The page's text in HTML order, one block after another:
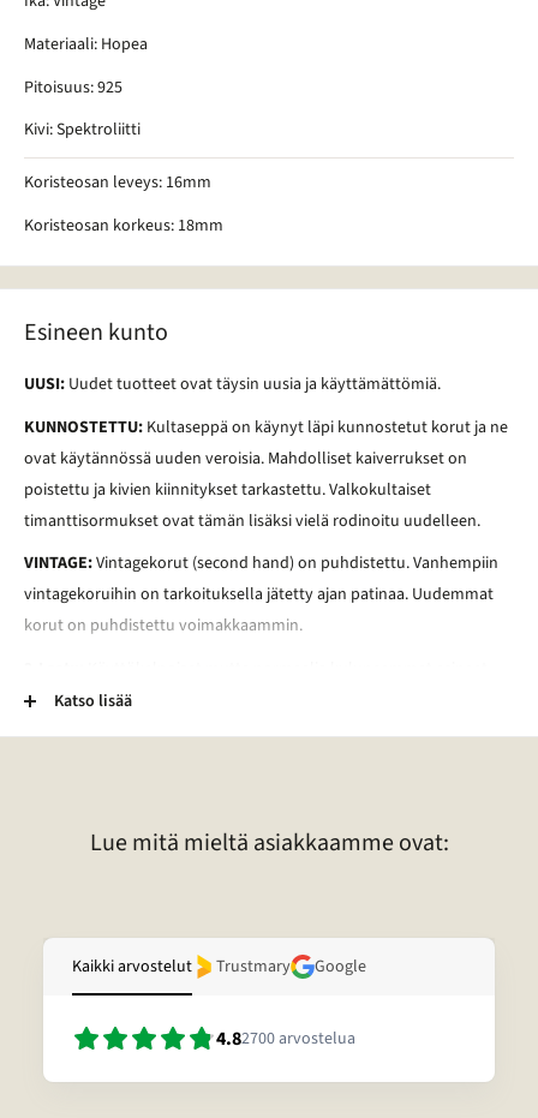
Materiaali: Hopea
Pitoisuus: 925
Kivi: Spektroliitti
Koristeosan leveys: 16mm
Koristeosan korkeus: 18mm
Esineen kunto
UUSI: Uudet tuotteet ovat täysin uusia ja käyttämättömiä.
KUNNOSTETTU: Kultaseppä on käynyt läpi kunnostetut korut ja ne
ovat käytännössä uuden veroisia. Mahdolliset kaiverrukset on
poistettu ja kivien kiinnitykset tarkastettu. Valkokultaiset
timanttisormukset ovat tämän lisäksi vielä rodinoitu uudelleen.
VINTAGE:Vintagekorut (second hand) on puhdistettu. Vanhempiin
vintagekoruihin on tarkoituksella jätetty ajan patinaa. Uudemmat
korut on puhdistettu voimakkaammin.
Esineessä voi esimerkiksi olla kaiverrus, vääntymä, painauma tai
tummentuma. Pronssikoruissa voi esimerkiksi olla kulunut
Katso lisää
Lue mitä mieltä asiakkaamme ovat:
Kaikki arvostelut Trustmary Google
4.82700arvostelua